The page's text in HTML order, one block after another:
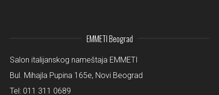
EMMETI Beograd
Salon italijanskog nameštaja EMMETI
Bul. Mihajla Pupina 165e, Novi Beograd
Tel: 011 311 0689